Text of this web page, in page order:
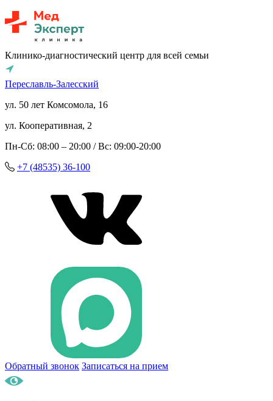
Клинико-диагностический центр для всей семьи
Переславль-Залесский
ул. 50 лет Комсомола, 16
ул. Кооперативная, 2
Пн-Сб: 08:00 – 20:00 / Вс: 09:00-20:00
+7 (48535) 36-100
Обратный звонок Записаться на прием